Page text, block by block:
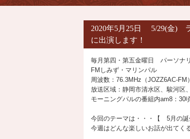
2020年5月25日 5/29(金)
に出演します！
毎月第四・第五金曜日 パーソナ
FMしみず・マリンパル
周波数：76.3MHz（JOZZ6AC-FM）
放送区域：静岡市清水区、駿河
モーニングパルの番組内am8：30
今回のテーマは・・・【 5月の
今週はどんな楽しいお話が出てく